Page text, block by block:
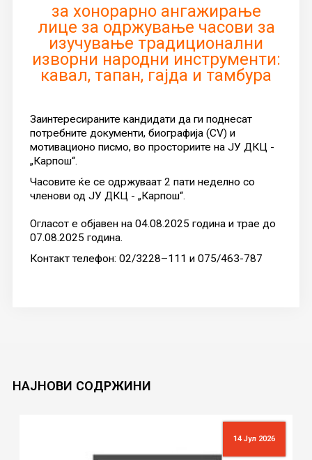
за хонорарно ангажирање
лице за одржување часови за
изучување традиционални
изворни народни инструменти:
кавал, тапан, гајда и тамбура
Заинтересираните кандидати да ги поднесат
потребните документи, биографија (CV) и
мотивационо писмо, во просториите на ЈУ ДКЦ -
„Карпош“.
Часовите ќе се одржуваат 2 пати неделно со
членови од ЈУ ДКЦ - „Карпош“.
Огласот е објавен на 04.08.2025 година и трае до
07.08.2025 година.
Контакт телефон: 02/3228–111 и 075/463-787
НАЈНОВИ СОДРЖИНИ
14 Јул 2026